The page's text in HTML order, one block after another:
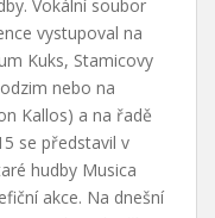
Vokální soubor
vystupoval na
Kuks, Stamicovy
nebo na
Kallos) a na řadě
se představil v
hudby Musica
akce. Na dnešní